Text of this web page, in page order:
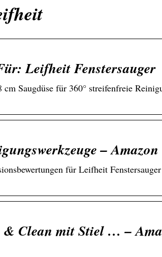
Leifheit Fenstersauger
Saugdüse für 360° streifenfreie
– Amazon
für Leifheit
& Clean mit Stiel … –